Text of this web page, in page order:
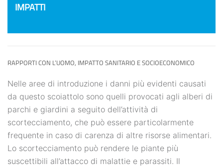
IMPATTI
RAPPORTI CON L’UOMO, IMPATTO SANITARIO E SOCIOECONOMICO
Nelle aree di introduzione i danni più evidenti causati
da questo scoiattolo sono quelli provocati agli alberi di
parchi e giardini a seguito dell’attività di
scortecciamento, che può essere particolarmente
frequente in caso di carenza di altre risorse alimentari.
Lo scortecciamento può rendere le piante più
suscettibili all’attacco di malattie e parassiti. Il